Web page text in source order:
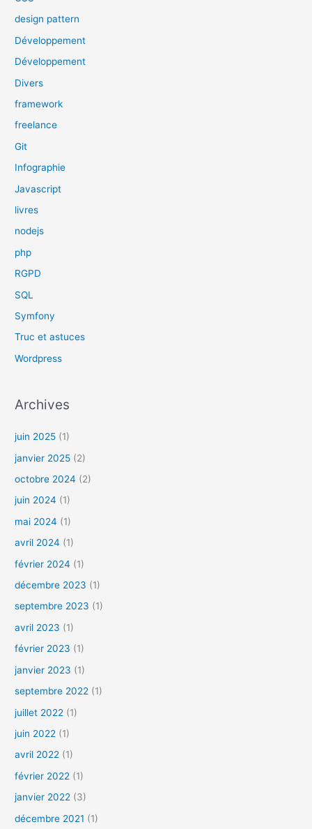
design pattern
Développement
Développement
Divers
framework
freelance
Git
Infographie
Javascript
livres
nodejs
php
RGPD
SQL
Symfony
Truc et astuces
Wordpress
Archives
juin 2025 (1)
janvier 2025 (2)
octobre 2024 (2)
juin 2024 (1)
mai 2024 (1)
avril 2024 (1)
février 2024 (1)
décembre 2023 (1)
septembre 2023 (1)
avril 2023 (1)
février 2023 (1)
janvier 2023 (1)
septembre 2022 (1)
juillet 2022 (1)
juin 2022 (1)
avril 2022 (1)
février 2022 (1)
janvier 2022 (3)
décembre 2021 (1)